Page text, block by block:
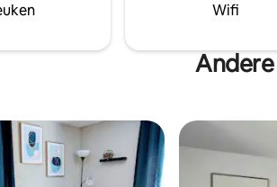
73, Motiva, Valero en
met comfort, gemak
Wifi